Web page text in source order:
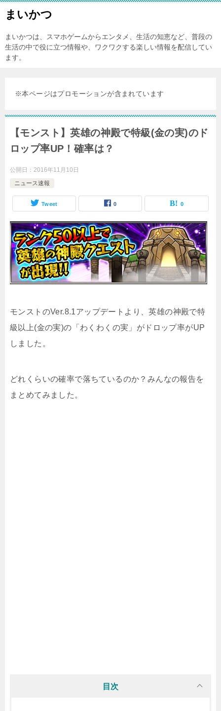
まいかつ
まいかつは、スマホゲームからエンタメ、生活の知恵など、普段の
生活の中で役に立つ情報や、ワクワクする楽しい情報を配信してい
ます。
※本ページはプロモーションが含まれています
【モンスト】英雄の神殿で特級(金の実)のド
ロップ率UP！確率は？
公開日： 2016年11月10日
ニュース速報
Tweet 0 0
モンストのVer.8.1アップデートより、英雄の神殿で特
級以上(金の実)の「わくわくの実」がドロップ率がUP
しました。
どれくらいの確率で落ちているのか？みんなの報告を
まとめてみました。
目次